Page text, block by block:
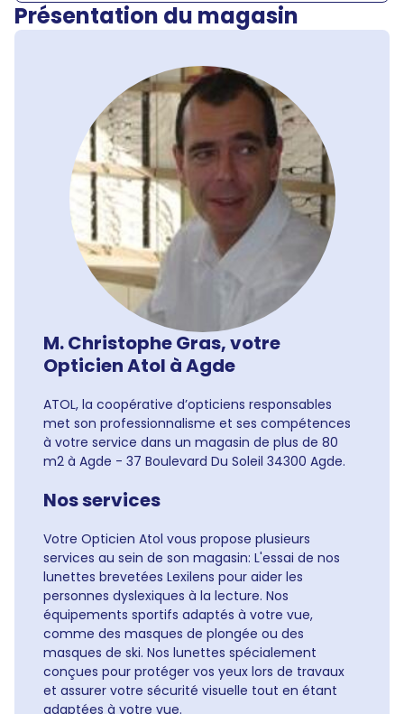
Présentation du magasin
M. Christophe Gras, votre
Opticien Atol à Agde
ATOL, la coopérative d’opticiens responsables
met son professionnalisme et ses compétences
à votre service dans un magasin de plus de 80
m2 à Agde - 37 Boulevard Du Soleil 34300 Agde.
Nos services
Votre Opticien Atol vous propose plusieurs
services au sein de son magasin: L'essai de nos
lunettes brevetées Lexilens pour aider les
personnes dyslexiques à la lecture. Nos
équipements sportifs adaptés à votre vue,
comme des masques de plongée ou des
masques de ski. Nos lunettes spécialement
conçues pour protéger vos yeux lors de travaux
et assurer votre sécurité visuelle tout en étant
adaptées à votre vue.